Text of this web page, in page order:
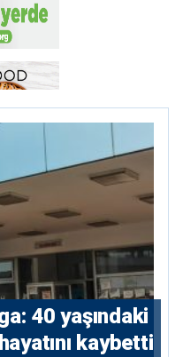
40 yaşındaki
kaybetti